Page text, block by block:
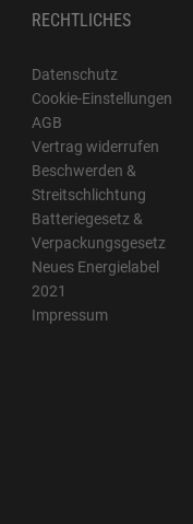
RECHTLICHES
Datenschutz
Cookie-Einstellungen
AGB
Vertrag widerrufen
Beschwerden &
Streitschlichtung
Batteriegesetz &
Verpackungsgesetz
Neues Energielabel
2021
Impressum